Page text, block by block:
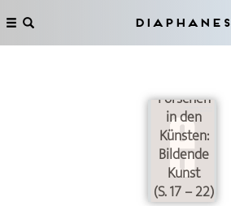
Diaphanes
Forschen
in den
Künsten:
Bildende
Kunst
(S. 17 – 22)